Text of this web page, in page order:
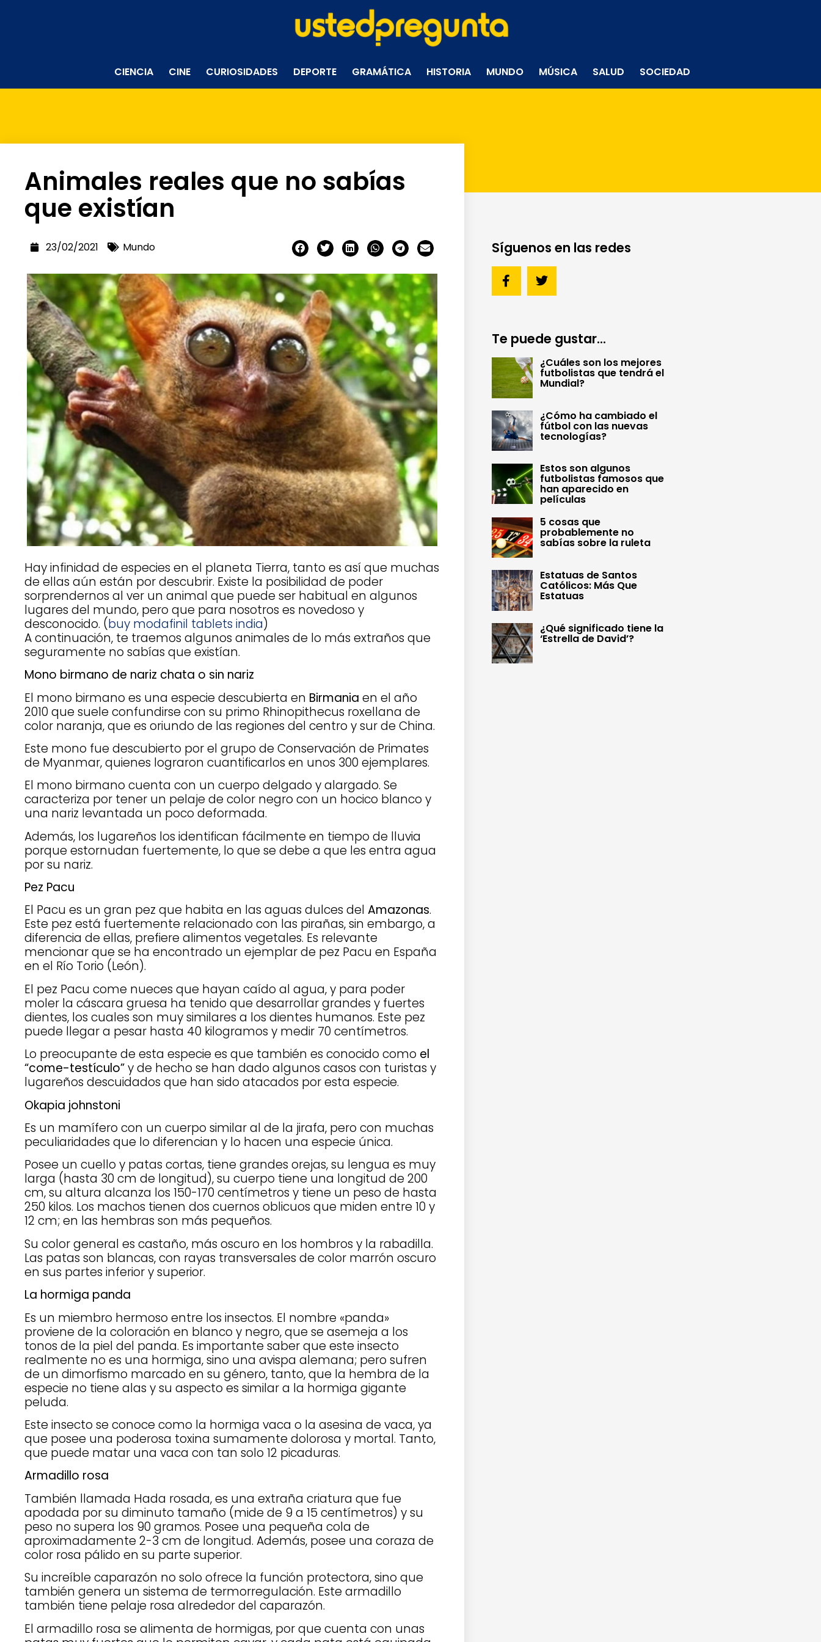
CIENCIA CINE CURIOSIDADES DEPORTE GRAMÁTICA HISTORIA MUNDO MÚSICA SALUD SOCIEDAD
Animales reales que no sabías
que existían
23/02/2021 Mundo
Hay infinidad de especies en el planeta Tierra, tanto es así que muchas
de ellas aún están por descubrir. Existe la posibilidad de poder
sorprendernos al ver un animal que puede ser habitual en algunos
lugares del mundo, pero que para nosotros es novedoso y
desconocido. (buy modafinil tablets india)
A continuación, te traemos algunos animales de lo más extraños que
seguramente no sabías que existían.
Mono birmano de nariz chata o sin nariz
El mono birmano es una especie descubierta en Birmania en el año
2010 que suele confundirse con su primo Rhinopithecus roxellana de
color naranja, que es oriundo de las regiones del centro y sur de China.
Este mono fue descubierto por el grupo de Conservación de Primates
de Myanmar, quienes lograron cuantificarlos en unos 300 ejemplares.
El mono birmano cuenta con un cuerpo delgado y alargado. Se
caracteriza por tener un pelaje de color negro con un hocico blanco y
una nariz levantada un poco deformada.
Además, los lugareños los identifican fácilmente en tiempo de lluvia
porque estornudan fuertemente, lo que se debe a que les entra agua
por su nariz.
Pez Pacu
El Pacu es un gran pez que habita en las aguas dulces del Amazonas.
Este pez está fuertemente relacionado con las pirañas, sin embargo, a
diferencia de ellas, prefiere alimentos vegetales. Es relevante
mencionar que se ha encontrado un ejemplar de pez Pacu en España
en el Río Torio (León).
El pez Pacu come nueces que hayan caído al agua, y para poder
moler la cáscara gruesa ha tenido que desarrollar grandes y fuertes
dientes, los cuales son muy similares a los dientes humanos. Este pez
puede llegar a pesar hasta 40 kilogramos y medir 70 centímetros.
Lo preocupante de esta especie es que también es conocido como el
“come-testículo”y de hecho se han dado algunos casos con turistas y
lugareños descuidados que han sido atacados por esta especie.
Okapia johnstoni
Es un mamífero con un cuerpo similar al de la jirafa, pero con muchas
peculiaridades que lo diferencian y lo hacen una especie única.
Posee un cuello y patas cortas, tiene grandes orejas, su lengua es muy
larga (hasta 30 cm de longitud), su cuerpo tiene una longitud de 200
cm, su altura alcanza los 150-170 centímetros y tiene un peso de hasta
250 kilos. Los machos tienen dos cuernos oblicuos que miden entre 10 y
12 cm; en las hembras son más pequeños.
Su color general es castaño, más oscuro en los hombros y la rabadilla.
Las patas son blancas, con rayas transversales de color marrón oscuro
en sus partes inferior y superior.
La hormiga panda
Es un miembro hermoso entre los insectos. El nombre «panda»
proviene de la coloración en blanco y negro, que se asemeja a los
tonos de la piel del panda. Es importante saber que este insecto
realmente no es una hormiga, sino una avispa alemana; pero sufren
de un dimorfismo marcado en su género, tanto, que la hembra de la
especie no tiene alas y su aspecto es similar a la hormiga gigante
peluda.
Este insecto se conoce como la hormiga vaca o la asesina de vaca, ya
que posee una poderosa toxina sumamente dolorosa y mortal. Tanto,
que puede matar una vaca con tan solo 12 picaduras.
Armadillo rosa
También llamada Hada rosada, es una extraña criatura que fue
apodada por su diminuto tamaño (mide de 9 a 15 centímetros) y su
peso no supera los 90 gramos. Posee una pequeña cola de
aproximadamente 2-3 cm de longitud. Además, posee una coraza de
color rosa pálido en su parte superior.
Su increíble caparazón no solo ofrece la función protectora, sino que
también genera un sistema de termorregulación. Este armadillo
también tiene pelaje rosa alrededor del caparazón.
El armadillo rosa se alimenta de hormigas, por que cuenta con unas
Síguenos en las redes
Te puede gustar...
¿Cuáles son los mejores
futbolistas que tendrá el
Mundial?
¿Cómo ha cambiado el
fútbol con las nuevas
tecnologías?
Estos son algunos
futbolistas famosos que
han aparecido en
películas
5 cosas que
probablemente no
sabías sobre la ruleta
Estatuas de Santos
Católicos: Más Que
Estatuas
¿Qué significado tiene la
‘Estrella de David’?